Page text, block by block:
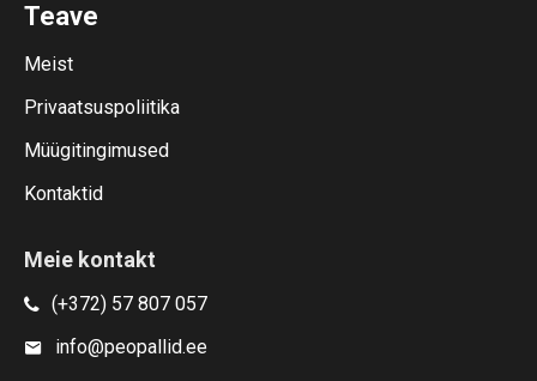
Teave
Meist
Privaatsuspoliitika
Müügitingimused
Kontaktid
Meie kontakt
(+372) 57 807 057
info@peopallid.ee